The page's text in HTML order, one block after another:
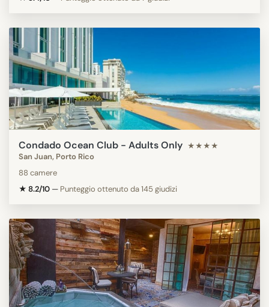
Condado Ocean Club - Adults Only ★★★★
San Juan, Porto Rico
88 camere
★ 8.2/10 — Punteggio ottenuto da 145 giudizi